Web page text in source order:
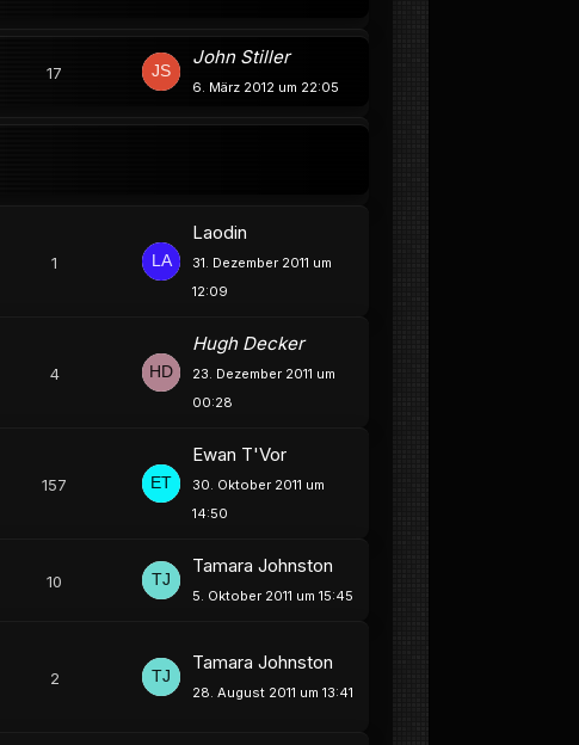
17
John Stiller
6. März 2012 um 22:05
1
Laodin
31. Dezember 2011 um
12:09
4
Hugh Decker
23. Dezember 2011 um
00:28
157
Ewan T'Vor
30. Oktober 2011 um
14:50
10
Tamara Johnston
5. Oktober 2011 um 15:45
2
Tamara Johnston
28. August 2011 um 13:41